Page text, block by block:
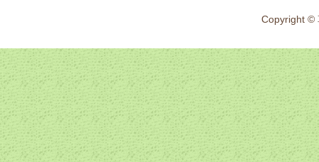
Copyright ©